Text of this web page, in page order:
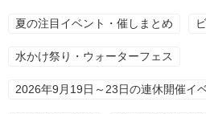
夏の注目イベント・催しまとめ
水かけ祭り・ウォーターフェス
2026年9月19日～23日の連休開催イ